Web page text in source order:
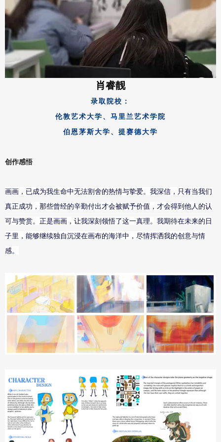
肖睿靓
录取院校：
伦敦艺术大学、马里兰艺术学院
伯恩茅斯大学、 提赛德大学
创作感悟
画画，已成为我生命中无法割舍的热情与挚爱。我深信，只有当我们
真正成功，那些曾经的辛勤付出才会被赋予价值，才会得到他人的认
可与赞赏。正是画画，让我深刻领悟了这一真理。我期待在未来的日
子里，能够继续独自沉浸在画布的海洋中，尽情挥洒我的创意与情
感。